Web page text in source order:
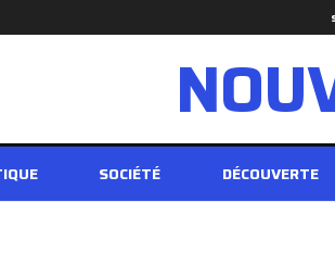
SOCIÉTÉ DÉCOUVERTE